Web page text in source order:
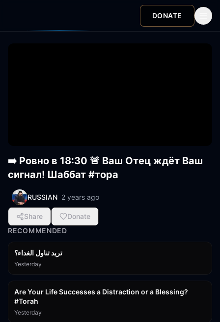
DONATE
➡️ Ровно в 18:30 🚨 Ваш Отец ждёт Ваш
сигнал! Шаббат #тора
RUSSIAN 2 years ago
Share
Donate
RECOMMENDED
تريد تناول الغداء؟
Yesterday
Are Your Life Successes a Distraction or a Blessing?
#Torah
Yesterday